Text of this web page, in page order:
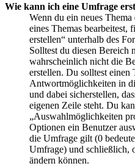
Wie kann ich eine Umfrage
Wenn du ein neues
eines Themas bearbeitest,
erstellen“ unterhalb des
Solltest du diesen Bereich
wahrscheinlich nicht die
erstellen. Du solltest einen
Antwortmöglichkeiten in
und dabei sicherstellen,
eigenen Zeile steht. Du
„Auswahlmöglichkeiten
Optionen ein Benutzer
die Umfrage gilt (0
Umfrage) und schließlich,
ändern können.